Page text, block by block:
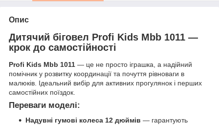
Опис
Дитячий біговел Profi Kids Mbb 1011 —
крок до самостійності
Profi Kids Mbb 1011 — це не просто іграшка, а надійний
помічник у розвитку координації та почуття рівноваги в
малюків. Ідеальний вибір для активних прогулянок і перших
самостійних поїздок.
Переваги моделі:
Надувні гумові колеса 12 дюймів — гарантують